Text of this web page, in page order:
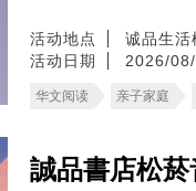
活动地点
诚品生活
活动日期
2026/
华文阅读 亲子家庭
誠品書店松菸